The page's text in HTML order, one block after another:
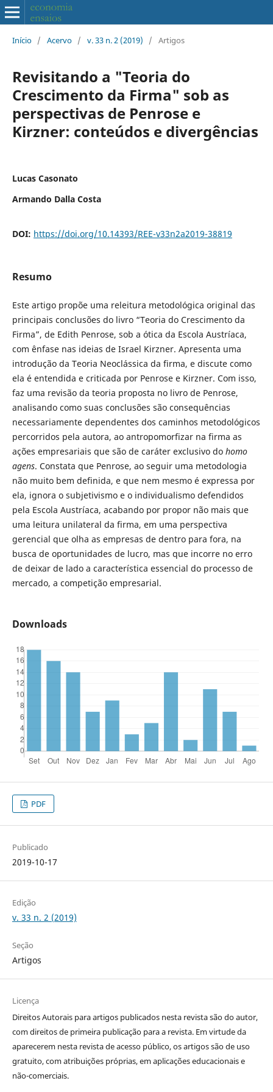
Início / Acervo / v. 33 n. 2 (2019) / Artigos
Revisitando a "Teoria do
Crescimento da Firma" sob as
perspectivas de Penrose e
Kirzner: conteúdos e divergências
Lucas Casonato
Armando Dalla Costa
DOI: https://doi.org/10.14393/REE-v33n2a2019-38819
Resumo
Este artigo propõe uma releitura metodológica original das
principais conclusões do livro “Teoria do Crescimento da
Firma”, de Edith Penrose, sob a ótica da Escola Austríaca,
com ênfase nas ideias de Israel Kirzner. Apresenta uma
introdução da Teoria Neoclássica da firma, e discute como
ela é entendida e criticada por Penrose e Kirzner. Com isso,
faz uma revisão da teoria proposta no livro de Penrose,
analisando como suas conclusões são consequências
necessariamente dependentes dos caminhos metodológicos
percorridos pela autora, ao antropomorfizar na firma as
ações empresariais que são de caráter exclusivo do homo
agens. Constata que Penrose, ao seguir uma metodologia
não muito bem definida, e que nem mesmo é expressa por
ela, ignora o subjetivismo e o individualismo defendidos
pela Escola Austríaca, acabando por propor não mais que
uma leitura unilateral da firma, em uma perspectiva
gerencial que olha as empresas de dentro para fora, na
busca de oportunidades de lucro, mas que incorre no erro
de deixar de lado a característica essencial do processo de
mercado, a competição empresarial.
Downloads
PDF
Publicado
2019-10-17
Edição
v. 33 n. 2 (2019)
Seção
Artigos
Licença
Direitos Autorais para artigos publicados nesta revista são do autor,
com direitos de primeira publicação para a revista. Em virtude da
aparecerem nesta revista de acesso público, os artigos são de uso
gratuito, com atribuições próprias, em aplicações educacionais e
não-comerciais.